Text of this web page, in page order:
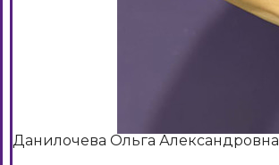
Данилочева Ольга Александровна